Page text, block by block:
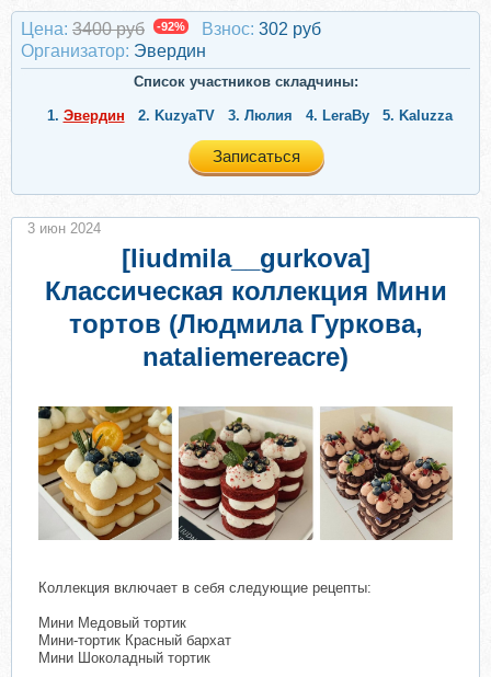
Цена: 3400 руб -92% Взнос: 302 руб
Организатор: Эвердин
Список участников складчины:
1. Эвердин 2. KuzyaTV 3. Люлия 4. LeraBy 5. Kaluzza
Записаться
[liudmila__gurkova]
Классическая коллекция Мини
тортов (Людмила Гуркова,
nataliemereacre)
Коллекция включает в себя следующие рецепты:
Мини Медовый тортик
Мини-тортик Красный бархат
Мини Шоколадный тортик
3 июн 2024